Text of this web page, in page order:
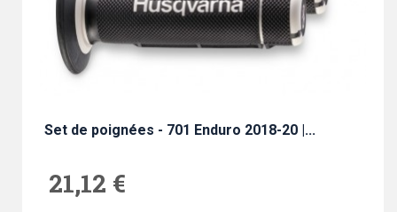
Set de poignées - 701 Enduro 2018-20 |...
21,12 €